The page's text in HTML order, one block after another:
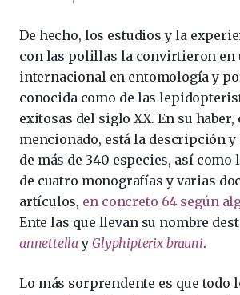
De hecho, los estudios y la
con las polillas la convirtieron en
internacional en entomología y
conocida como de las
exitosas del siglo XX. En su haber,
mencionado, está la descripción
de más de 340 especies, así
de cuatro monografías y varias
artículos, en concreto 64 según
Ente las que llevan su nombre
annettellayGlyphipterix brauni.
Lo más sorprendente es que todo